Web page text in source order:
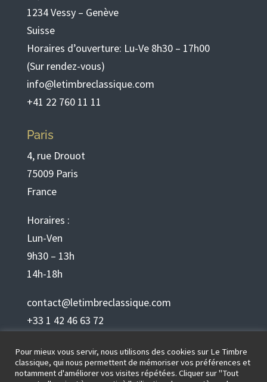
1234 Vessy – Genève
Suisse
Horaires d’ouverture: Lu-Ve 8h30 – 17h00
(Sur rendez-vous)
info@letimbreclassique.com
+41 22 760 11 11
Paris
4, rue Drouot
75009 Paris
France
Horaires :
Lun-Ven
9h30 – 13h
14h-18h
contact@letimbreclassique.com
+33 1 42 46 63 72
Français
Pour mieux vous servir, nous utilisons des cookies sur Le Timbre
classique, qui nous permettent de mémoriser vos préférences et
notamment d'améliorer vos visites répétées. Cliquer sur "Tout